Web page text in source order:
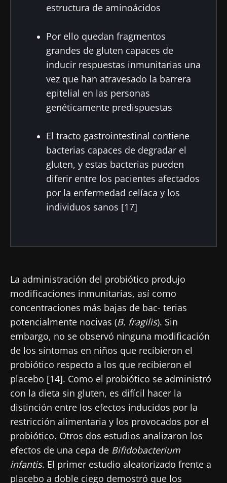
estructura de aminoácidos
Por ello quedan fragmentos
grandes de gluten capaces de
inducir respuestas inmunitarias una
vez que han atravesado la barrera
epitelial en las personas
genéticamente predispuestas
El tracto gastrointestinal contiene
bacterias capaces de degradar el
gluten, y estas bacterias pueden
diferir entre los pacientes afectados
por la enfermedad celíaca y los
individuos sanos [17]
La administración del probiótico produjo
modificaciones inmunitarias, así como
concentraciones más bajas de bac- terias
potencialmente nocivas (B. fragilis). Sin
embargo, no se observó ninguna modificación
de los síntomas en niños que recibieron el
probiótico respecto a los que recibieron el
placebo [14]. Como el probiótico se administró
con la dieta sin gluten, es difícil hacer la
distinción entre los efectos inducidos por la
restricción alimentaria y los provocados por el
probiótico. Otros dos estudios analizaron los
efectos de una cepa de Bifidobacterium
infantis. El primer estudio aleatorizado frente a
placebo a doble ciego demostró que los